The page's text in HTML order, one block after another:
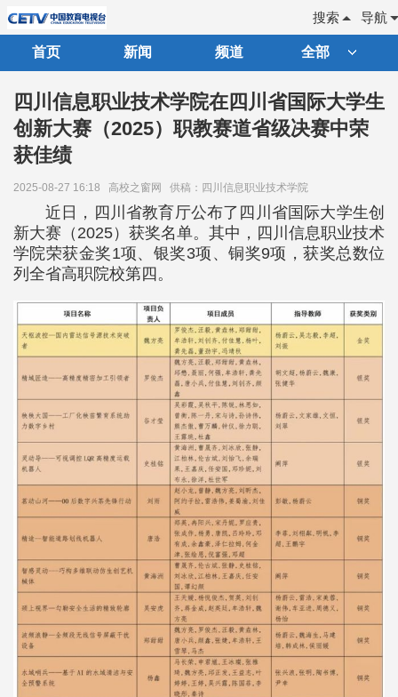
导航
搜索
首页 新闻 频道 全部
四川信息职业技术学院在四川省国际大学生
创新大赛（2025）职教赛道省级决赛中荣
获佳绩
2025-08-27 16:18 高校之窗网 供稿：四川信息职业技术学院
近日，四川省教育厅公布了四川省国际大学生创
新大赛（2025）获奖名单。其中，四川信息职业技术
学院荣获金奖1项、银奖3项、铜奖9项，获奖总数位
列全省高职院校第四。